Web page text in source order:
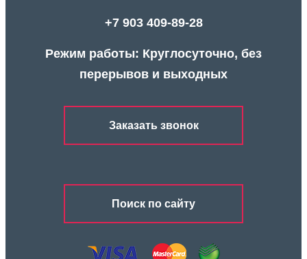
+7 903 409-89-28
Режим работы: Круглосуточно, без
перерывов и выходных
Заказать звонок
Поиск по сайту